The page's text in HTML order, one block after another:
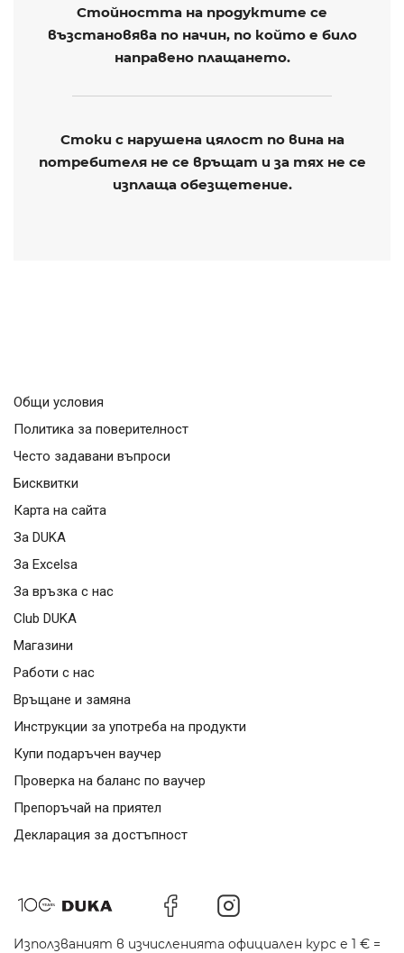
Стойността на продуктите се
възстановява по начин, по който е било
направено плащането.
Стоки с нарушена цялост по вина на
потребителя не се връщат и за тях не се
изплаща обезщетение.
Общи условия
Политика за поверителност
Често задавани въпроси
Бисквитки
Карта на сайта
За DUKA
За Excelsa
За връзка с нас
Club DUKA
Магазини
Работи с нас
Връщане и замяна
Инструкции за употреба на продукти
Купи подаръчен ваучер
Проверка на баланс по ваучер
Препоръчай на приятел
Декларация за достъпност
Използваният в изчисленията официален курс е 1 € =